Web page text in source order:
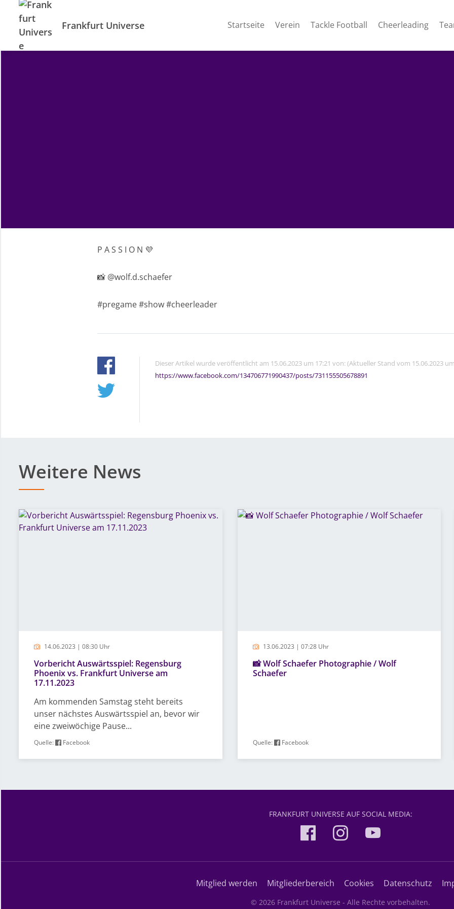
Frankfurt Universe Startseite Verein Tackle Football Cheerleading
P A S S I O N 💜
📸 @wolf.d.schaefer
#pregame #show #cheerleader
Dieser Artikel wurde veröffentlicht am 15.06.2023 um 17:21 von: (Aktueller Stand vom 15.06.2023
https://www.facebook.com/134706771990437/posts/731155505678891
Weitere News
14.06.2023 | 08:30 Uhr
Vorbericht Auswärtsspiel: Regensburg
Phoenix vs. Frankfurt Universe am
17.11.2023
Am kommenden Samstag steht bereits
unser nächstes Auswärtsspiel an, bevor wir
eine zweiwöchige Pause...
Quelle: Facebook
13.06.2023 | 07:28 Uhr
📸 Wolf Schaefer Photographie / Wolf
Schaefer
Quelle: Facebook
FRANKFURT UNIVERSE AUF SOCIAL MEDIA:
Mitglied werden Mitgliederbereich Cookies Datenschutz
© 2026 Frankfurt Universe - Alle Rechte vorbehalten.